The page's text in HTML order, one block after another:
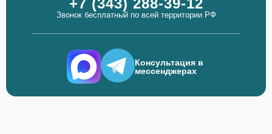
+7 (343) 288-39-12
Звонок бесплатный по всей территории РФ
Консультация в
мессенджерах